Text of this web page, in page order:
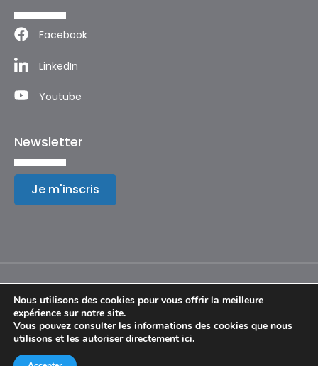
Facebook
LinkedIn
Youtube
Newsletter
Je m'inscris
© Copyright 2024 – Festival International de Géographie
Mentions légales
Nous utilisons des cookies pour vous offrir la meilleure
expérience sur notre site.
Vous pouvez consulter les informations des cookies que nous
utilisons et les autoriser directement ici.